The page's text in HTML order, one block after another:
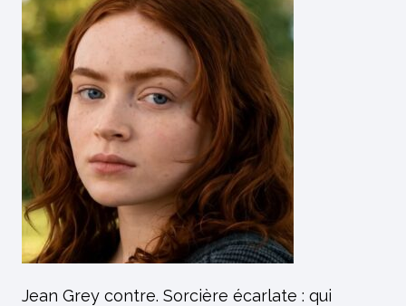
Jean Grey contre. Sorcière écarlate : qui